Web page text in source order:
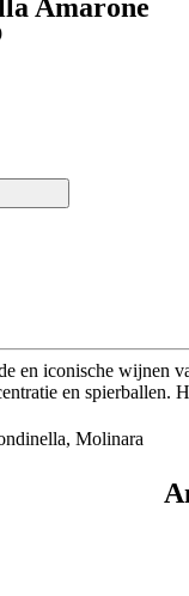
Amarone
en iconische wijnen
en spierballen.
Molinara